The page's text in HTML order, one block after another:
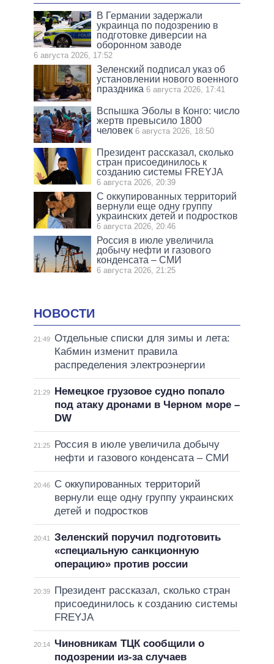
В Германии задержали
украинца по подозрению в
подготовке диверсии на
оборонном заводе
6 августа 2026, 17:52
Зеленский подписал указ об
установлении нового военного
праздника 6 августа 2026, 17:41
Вспышка Эболы в Конго: число
жертв превысило 1800
человек 6 августа 2026, 18:50
Президент рассказал, сколько
стран присоединилось к
созданию системы FREYJA
6 августа 2026, 20:39
С оккупированных территорий
вернули еще одну группу
украинских детей и подростков
6 августа 2026, 20:46
Россия в июле увеличила
добычу нефти и газового
конденсата – СМИ
6 августа 2026, 21:25
НОВОСТИ
21:49 Отдельные списки для зимы и лета:
Кабмин изменит правила
распределения электроэнергии
21:29
Немецкое грузовое судно попало
под атаку дронами в Черном море –
DW
21:25
Россия в июле увеличила добычу
нефти и газового конденсата – СМИ
20:46
С оккупированных территорий
вернули еще одну группу украинских
детей и подростков
20:41
Зеленский поручил подготовить
«специальную санкционную
операцию» против россии
20:39
Президент рассказал, сколько стран
присоединилось к созданию системы
FREYJA
20:14
Чиновникам ТЦК сообщили о
подозрении из-за случаев